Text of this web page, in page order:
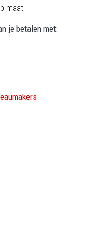
maat
je betalen met: